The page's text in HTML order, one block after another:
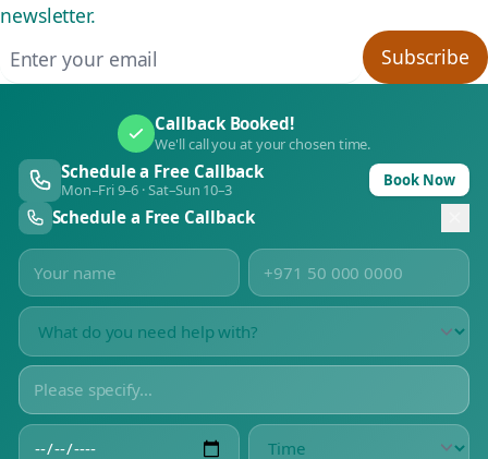
newsletter.
Subscribe
Callback Booked!
We'll call you at your chosen time.
Schedule a Free Callback
Mon–Fri 9–6 · Sat–Sun 10–3 Book Now
Schedule a Free Callback